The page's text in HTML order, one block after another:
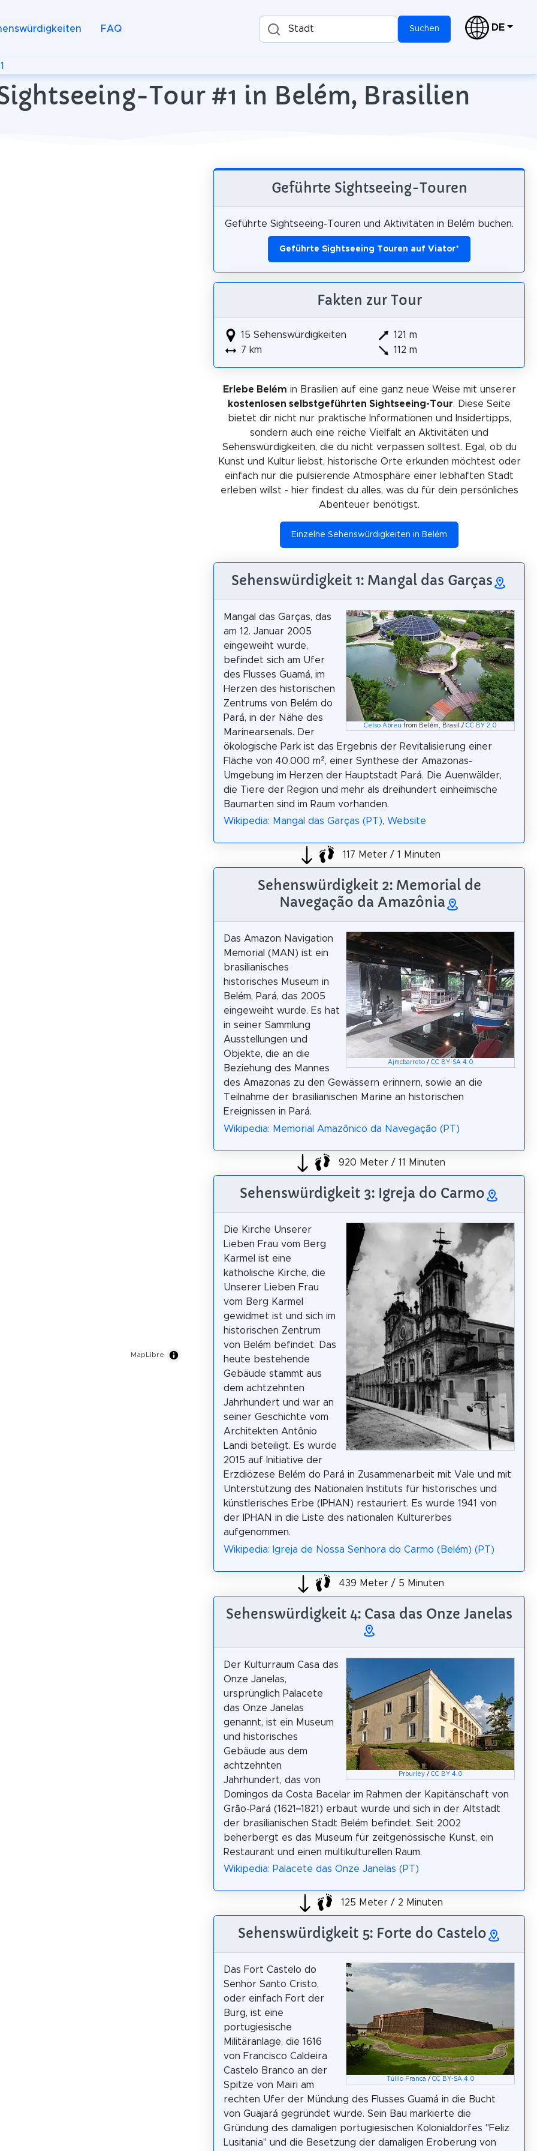
FAQ Stadt Suchen DE
Tour #1 in Belém, Brasilien
MapLibre
Geführte Sightseeing-Touren
Geführte Sightseeing-Touren und Aktivitäten in Belém buchen.
Geführte Sightseeing Touren auf Viator*
Fakten zur Tour
15 Sehenswürdigkeiten
7 km
121 m
112 m
Erlebe Belém in Brasilien auf eine ganz neue Weise mit unserer
kostenlosen selbstgeführten Sightseeing-Tour. Diese Seite
bietet dir nicht nur praktische Informationen und Insidertipps,
sondern auch eine reiche Vielfalt an Aktivitäten und
Sehenswürdigkeiten, die du nicht verpassen solltest. Egal, ob du
Kunst und Kultur liebst, historische Orte erkunden möchtest oder
einfach nur die pulsierende Atmosphäre einer lebhaften Stadt
erleben willst - hier findest du alles, was du für dein persönliches
Abenteuer benötigst.
Einzelne Sehenswürdigkeiten in Belém
Sehenswürdigkeit 1: Mangal das Garças
Celso Abreu from Belém, Brasil /CC BY 2.0
Mangal das Garças, das
am 12. Januar 2005
eingeweiht wurde,
befindet sich am Ufer
des Flusses Guamá, im
Herzen des historischen
Zentrums von Belém do
Pará, in der Nähe des
Marinearsenals. Der
ökologische Park ist das Ergebnis der Revitalisierung einer
Fläche von 40.000 m², einer Synthese der Amazonas-
Umgebung im Herzen der Hauptstadt Pará. Die Auenwälder,
die Tiere der Region und mehr als dreihundert einheimische
Baumarten sind im Raum vorhanden.
Wikipedia: Mangal das Garças (PT), Website
117 Meter / 1 Minuten
Sehenswürdigkeit 2: Memorial de
Navegação da Amazônia
Ajmcbarreto/ CC BY-SA 4.0
Das Amazon Navigation
Memorial (MAN) ist ein
brasilianisches
historisches Museum in
Belém, Pará, das 2005
eingeweiht wurde. Es hat
in seiner Sammlung
Ausstellungen und
Objekte, die an die
Beziehung des Mannes
des Amazonas zu den Gewässern erinnern, sowie an die
Teilnahme der brasilianischen Marine an historischen
Ereignissen in Pará.
Wikipedia: Memorial Amazônico da Navegação (PT)
920 Meter / 11 Minuten
Sehenswürdigkeit 3: Igreja do Carmo
Die Kirche Unserer
Lieben Frau vom Berg
Karmel ist eine
katholische Kirche, die
Unserer Lieben Frau
vom Berg Karmel
gewidmet ist und sich im
historischen Zentrum
von Belém befindet. Das
heute bestehende
Gebäude stammt aus
dem achtzehnten
Jahrhundert und war an
seiner Geschichte vom
Architekten Antônio
Landi beteiligt. Es wurde
2015 auf Initiative der
Erzdiözese Belém do Pará in Zusammenarbeit mit Vale und mit
Unterstützung des Nationalen Instituts für historisches und
künstlerisches Erbe (IPHAN) restauriert. Es wurde 1941 von
der IPHAN in die Liste des nationalen Kulturerbes
aufgenommen.
Wikipedia: Igreja de Nossa Senhora do Carmo (Belém) (PT)
439 Meter / 5 Minuten
Sehenswürdigkeit 4: Casa das Onze Janelas
Prburley/ CC BY 4.0
Der Kulturraum Casa das
Onze Janelas,
ursprünglich Palacete
das Onze Janelas
genannt, ist ein Museum
und historisches
Gebäude aus dem
achtzehnten
Jahrhundert, das von
Domingos da Costa Bacelar im Rahmen der Kapitänschaft von
Grão-Pará (1621–1821) erbaut wurde und sich in der Altstadt
der brasilianischen Stadt Belém befindet. Seit 2002
beherbergt es das Museum für zeitgenössische Kunst, ein
Restaurant und einen multikulturellen Raum.
Wikipedia: Palacete das Onze Janelas (PT)
125 Meter / 2 Minuten
Sehenswürdigkeit 5: Forte do Castelo
Túllio Franca / CC BY-SA 4.0
Das Fort Castelo do
Senhor Santo Cristo,
oder einfach Fort der
Burg, ist eine
portugiesische
Militäranlage, die 1616
von Francisco Caldeira
Castelo Branco an der
Spitze von Mairi am
rechten Ufer der Mündung des Flusses Guamá in die Bucht
von Guajará gegründet wurde. Sein Bau markierte die
Gründung des damaligen portugiesischen Kolonialdorfes "Feliz
Lusitania" und die Besetzung der damaligen Eroberung von